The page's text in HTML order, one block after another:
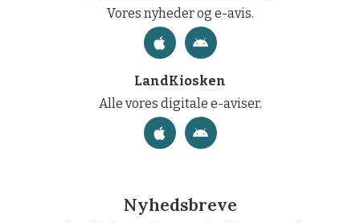
Vores nyheder og e-avis.
LandKiosken
Alle vores digitale e-aviser.
Nyhedsbreve